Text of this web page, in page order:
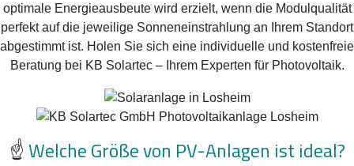
optimale Energieausbeute wird erzielt, wenn die Modulqualität
perfekt auf die jeweilige Sonneneinstrahlung an Ihrem Standort
abgestimmt ist. Holen Sie sich eine individuelle und kostenfreie
Beratung bei KB Solartec – Ihrem Experten für Photovoltaik.
☝️Welche Größe von PV-Anlagen ist ideal?